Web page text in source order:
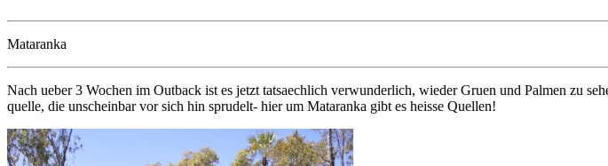
Mataranka
Nach ueber 3 Wochen im Outback ist es jetzt tatsaechlich verwunderlich, wieder Gruen und Palmen zu
quelle, die unscheinbar vor sich hin sprudelt- hier um Mataranka gibt es heisse Quellen!